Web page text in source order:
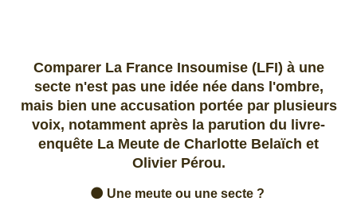
Comparer La France Insoumise (LFI) à une
secte n'est pas une idée née dans l'ombre,
mais bien une accusation portée par plusieurs
voix, notamment après la parution du livre-
enquête La Meute de Charlotte Belaïch et
Olivier Pérou.
🌑 Une meute ou une secte ?